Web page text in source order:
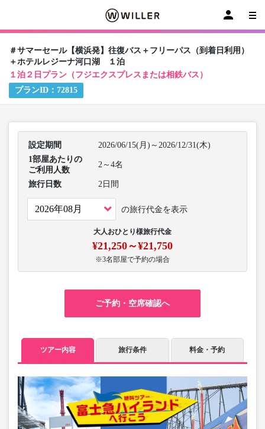
＃サマーセール【横浜発】往復バス＋フリーパス（到着日利用）
＋ホテルレジーナ河口湖 １泊
１泊２日プラン（フジエクスプレスまたは相鉄バス）
プランID： 72815
設定期間
2026/06/15(月)～2026/12/31(木)
1部屋あたりの
ご利用人数
2～4名
旅行日数 2日間
の旅行代金を表示
大人おひとり様旅行代金
¥21,250～¥21,750
※3名部屋で予約の場合
ご予約・空席確認へ
ツアー内容 旅行条件 料金・予約